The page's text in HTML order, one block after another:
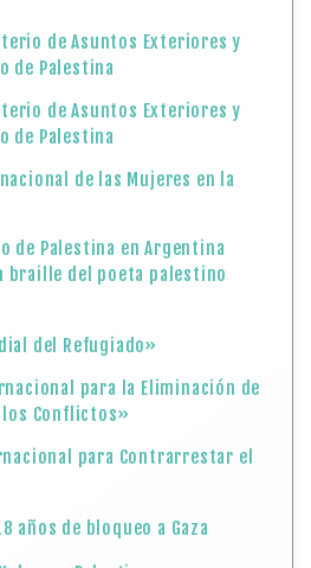
de Asuntos Exteriores y
de Palestina
de Asuntos Exteriores y
de Palestina
de las Mujeres en la
de Palestina en Argentina
braille del poeta palestino
del Refugiado»
para la Eliminación de
los Conflictos»
para Contrarrestar el
años de bloqueo a Gaza